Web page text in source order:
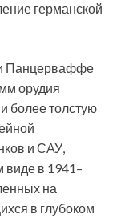
германской
Панцерваффе
орудия
более толстую
и САУ,
в 1941–
на
в глубоком